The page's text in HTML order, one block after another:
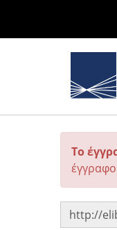
Το